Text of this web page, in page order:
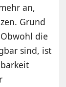
an,
Grund
die
sind, ist